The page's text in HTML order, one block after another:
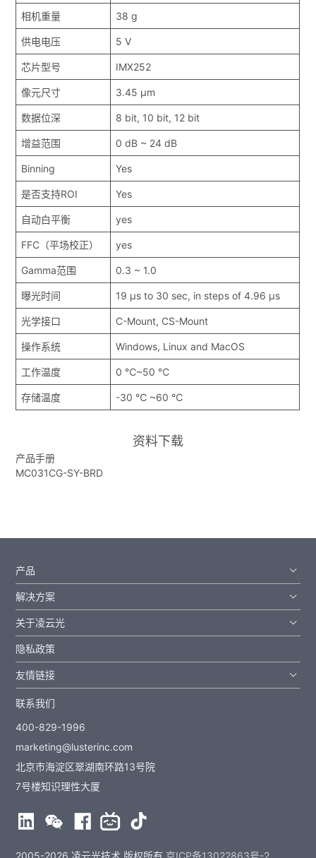
相机重量 38 g
供电电压 5 V
芯片型号 IMX252
像元尺寸 3.45 μm
数据位深 8 bit, 10 bit, 12 bit
增益范围 0 dB ~ 24 dB
Binning Yes
是否支持ROI Yes
自动白平衡 yes
FFC（平场校正） yes
Gamma范围 0.3 ~ 1.0
曝光时间 19 μs to 30 sec, in steps of 4.96 μs
光学接口 C-Mount, CS-Mount
操作系统 Windows, Linux and MacOS
工作温度 0 ℃~50 ℃
存储温度 -30 ℃ ~60 ℃
资料下载
产品手册
MC031CG-SY-BRD
产品
解决方案
关于凌云光
隐私政策
友情链接
联系我们
400-829-1996
marketing@lusterinc.com
北京市海淀区翠湖南环路13号院
7号楼知识理性大厦
2005-2026 凌云光技术 版权所有 京ICP备13022863号-2